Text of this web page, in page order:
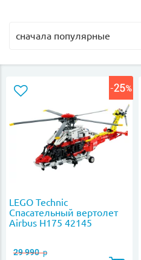
LEGO Technic
Спасательный вертолет
Airbus H175 42145
29 990р